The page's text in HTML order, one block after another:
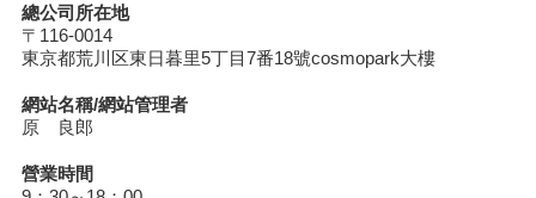
總公司所在地
〒116-0014
東京都荒川区東日暮里5丁目7番18號cosmopark大樓
網站名稱/網站管理者
原 良郎
營業時間